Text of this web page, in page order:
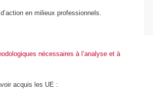
en milieux professionnels.
nécessaires à l’analyse et à
acquis les UE :